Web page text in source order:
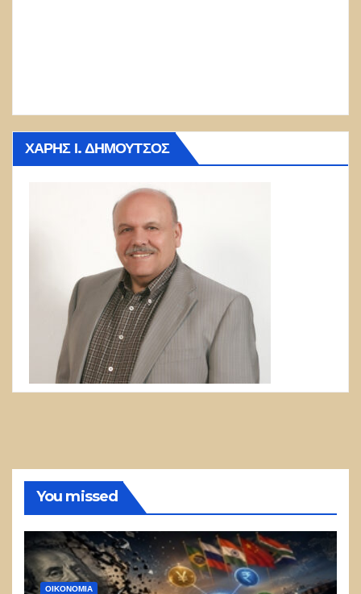
ΧΆΡΗΣ Ι. ΔΗΜΟΎΤΣΟΣ
You missed
ΟΙΚΟΝΟΜΙΑ